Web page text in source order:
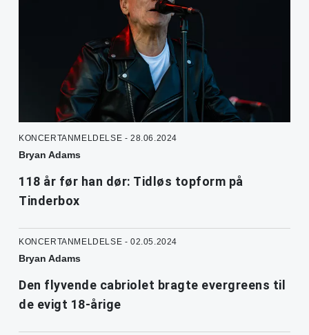
KONCERTANMELDELSE - 28.06.2024
Bryan Adams
118 år før han dør: Tidløs topform på
Tinderbox
KONCERTANMELDELSE - 02.05.2024
Bryan Adams
Den flyvende cabriolet bragte evergreens til
de evigt 18-årige